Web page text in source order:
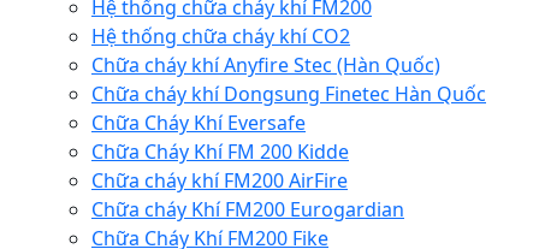
Hệ thống chữa cháy khí FM200
Hệ thống chữa cháy khí CO2
Chữa cháy khí Anyfire Stec (Hàn Quốc)
Chữa cháy khí Dongsung Finetec Hàn Quốc
Chữa Cháy Khí Eversafe
Chữa Cháy Khí FM 200 Kidde
Chữa cháy khí FM200 AirFire
Chữa cháy Khí FM200 Eurogardian
Chữa Cháy Khí FM200 Fike